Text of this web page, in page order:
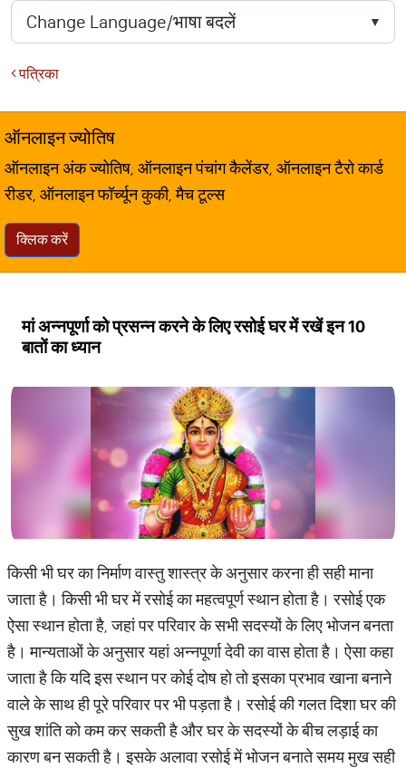
पत्रिका
ऑनलाइन ज्योतिष
ऑनलाइन अंक ज्योतिष, ऑनलाइन पंचांग कैलेंडर, ऑनलाइन टैरो कार्ड
रीडर, ऑनलाइन फॉर्च्यून कुकी, मैच टूल्स
क्लिक करें
मां अन्‍नपूर्णा को प्रसन्‍न करने के लिए रसोई घर में रखें इन 10
बातों का ध्‍यान
किसी भी घर का निर्माण वास्तु शास्त्र के अनुसार करना ही सही माना
जाता है। किसी भी घर में रसोई का महत्वपूर्ण स्थान होता है। रसोई एक
ऐसा स्थान होता है, जहां पर परिवार के सभी सदस्यों के लिए भोजन बनता
है। मान्यताओं के अनुसार यहां अन्नपूर्णा देवी का वास होता है। ऐसा कहा
जाता है कि यदि इस स्थान पर कोई दोष हो तो इसका प्रभाव खाना बनाने
वाले के साथ ही पूरे परिवार पर भी पड़ता है। रसोई की गलत दिशा घर की
सुख शांति को कम कर सकती है और घर के सदस्यों के बीच लड़ाई का
कारण बन सकती है। इसके अलावा रसोई में भोजन बनाते समय मुख सही